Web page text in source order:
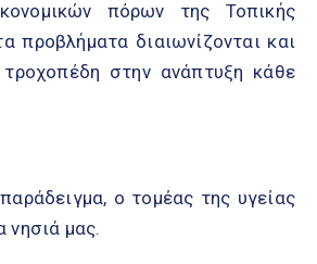
πόρων της Τοπικής
προβλήματα διαιωνίζονται και
στην ανάπτυξη κάθε
ο τομέας της υγείας
νησιά μας.